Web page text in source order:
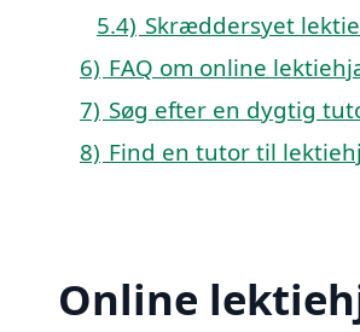
5.4) Skræddersyet
6) FAQ om online
7) Søg efter en dygtig
8) Find en tutor til
Online